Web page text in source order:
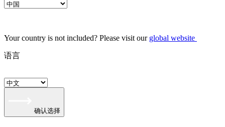
Your country is not included? Please visit our global website
语言
确认选择